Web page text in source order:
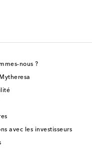
nous ?
avec les investisseurs